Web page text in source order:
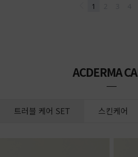
ACDERMA
트러블 케어 SET 스킨케어